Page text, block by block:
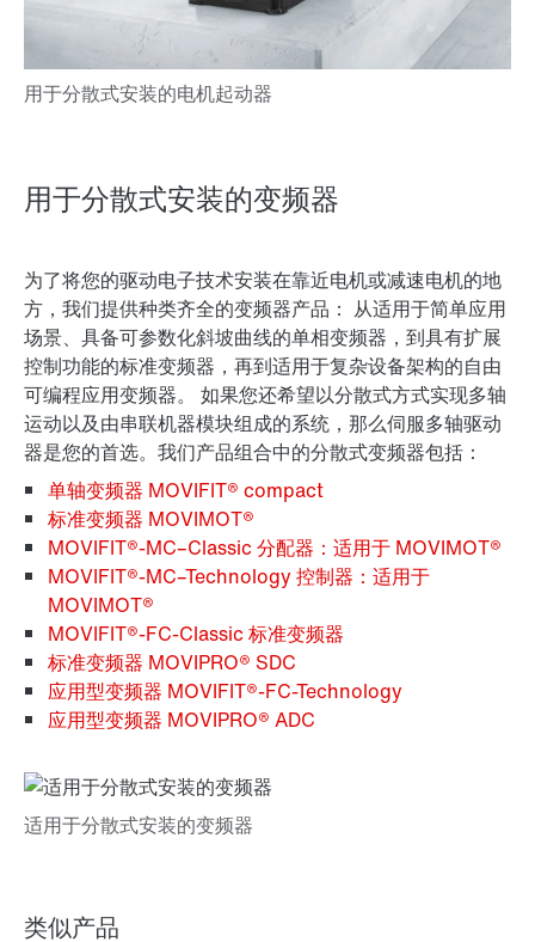
用于分散式安装的变频器
为了将您的驱动电子技术安装在靠近电机或减速电机的地
方，我们提供种类齐全的变频器产品： 从适用于简单应用
场景、具备可参数化斜坡曲线的单相变频器，到具有扩展
控制功能的标准变频器，再到适用于复杂设备架构的自由
可编程应用变频器。 如果您还希望以分散式方式实现多轴
运动以及由串联机器模块组成的系统，那么伺服多轴驱动
器是您的首选。我们产品组合中的分散式变频器包括：
单轴变频器 MOVIFIT® compact
标准变频器 MOVIMOT®
MOVIFIT®-MC–Classic 分配器：适用于 MOVIMOT®
MOVIFIT®-MC–Technology 控制器：适用于
MOVIMOT®
MOVIFIT®-FC-Classic 标准变频器
标准变频器 MOVIPRO® SDC
应用型变频器 MOVIFIT®-FC-Technology
应用型变频器 MOVIPRO® ADC